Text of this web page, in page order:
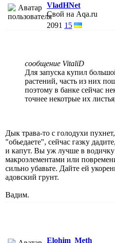
VladHNet
Свой на Aqa.ru
2091 15
сообщение VitaliD
Для запуска купил
растений, часть из них
поэтому в банке сейчас
точнее некотрые их
Дык трава-то с голодухи
"обьедаете", сейчас газку
и капут. Вы уж лучше в водичку
макроэлементами или
сильно убавьте. Дайте ей
адовский грунт.
Вадим.
Elohim_Meth